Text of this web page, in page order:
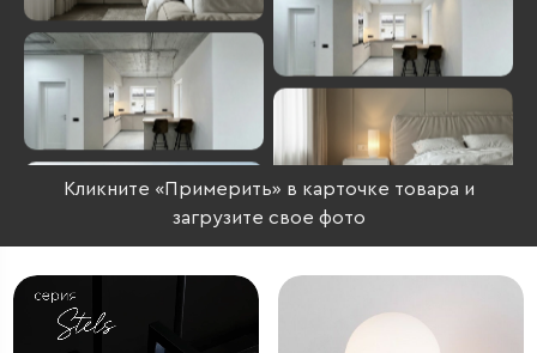
Кликните «Примерить» в карточке товара и
загрузите свое фото